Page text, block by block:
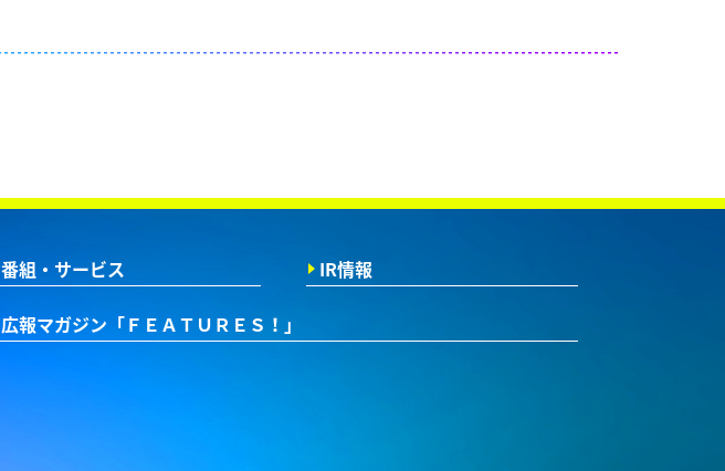
番組・サービス IR情報
広報マガジン 「ＦＥＡＴＵＲＥＳ！」